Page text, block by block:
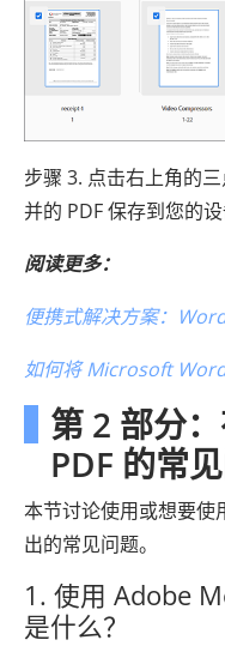
步骤 3. 点击右上角的
并的 PDF 保存到您的设
阅读更多：
便携式解决方案：
如何将 Microsoft
第 2 部分
PDF 的常
本节讨论使用或想要使
出的常见问题。
1. 使用 Adob​​e
是什么？